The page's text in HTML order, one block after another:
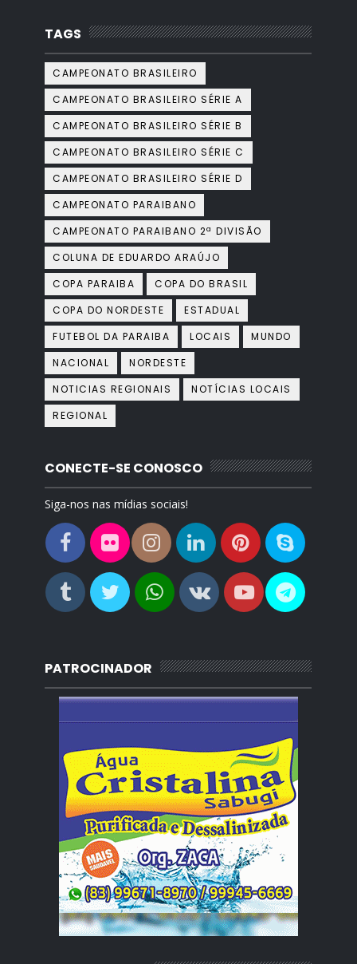
TAGS
CAMPEONATO BRASILEIRO
CAMPEONATO BRASILEIRO SÉRIE A
CAMPEONATO BRASILEIRO SÉRIE B
CAMPEONATO BRASILEIRO SÉRIE C
CAMPEONATO BRASILEIRO SÉRIE D
CAMPEONATO PARAIBANO
CAMPEONATO PARAIBANO 2ª DIVISÃO
COLUNA DE EDUARDO ARAÚJO
COPA PARAIBA
COPA DO BRASIL
COPA DO NORDESTE
ESTADUAL
FUTEBOL DA PARAIBA
LOCAIS
MUNDO
NACIONAL
NORDESTE
NOTICIAS REGIONAIS
NOTÍCIAS LOCAIS
REGIONAL
CONECTE-SE CONOSCO
Siga-nos nas mídias sociais!
PATROCINADOR